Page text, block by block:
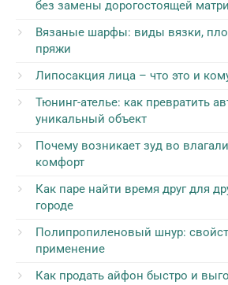
без замены дорогостоящей
Вязаные шарфы: виды вязки,
пряжи
Липосакция лица – что это и
Тюнинг-ателье: как превратить
уникальный объект
Почему возникает зуд во
комфорт
Как паре найти время друг для
городе
Полипропиленовый шнур:
применение
Как продать айфон быстро и